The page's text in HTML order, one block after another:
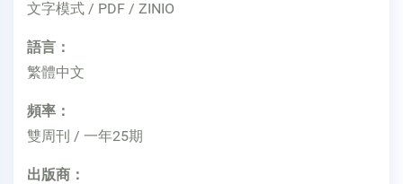
文字模式 / PDF / ZINIO
語言：
繁體中文
頻率：
雙周刊 / 一年25期
出版商：